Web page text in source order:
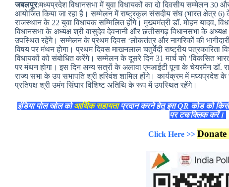
जबलपुर:मध्यप्रदेश विधानसभा में युवा विधायकों का दो दिवसीय सम्मेलन 30
आयोजित किया जा रहा है। सम्मेलन में राष्ट्रकुल संसदीय संघ (भारत क्षेत्र
राजस्थान के 22 युवा विधायक सम्मिलित होंगे। मुख्यमंत्री डॉ. मोहन यादव,
विधानसभा के अध्यक्ष श्री वासुदेव देवनानी और छत्तीसगढ़ विधानसभा के
उपस्थित रहेंगे। सम्मेलन के प्रथम दिवस ‘लोकतंत्र और नागरिकों की
विषय पर मंथन होगा। प्रथम दिवस माखनलाल चतुर्वेदी राष्ट्रीय पत्रकारिता
विधायकों को संबोधित करेंगे। सम्मेलन के दूसरे दिन 31 मार्च को ‘विकसित
पर मंथन होगा। इस दिन अन्य सत्रों के अलावा एमआईटी पूना के चेयरमैन डॉ.
राज्य सभा के उप सभापति श्री हरिवंश शामिल होंगे। कार्यक्रम में मध्यप्रदेश के
प्रतिपक्ष श्री उमंग सिंघार विशिष्ट अतिथि के रूप में उपस्थित रहेंगे।
इंडिया पोल खोल कोआर्थिक सहायताप्रदान करने हेतु इस QR कोड को
पर टच/क्लिक करें।
Click Here >> Donate